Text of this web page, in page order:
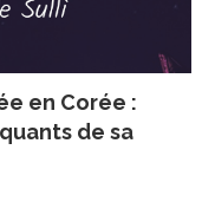
en Corée :
de sa